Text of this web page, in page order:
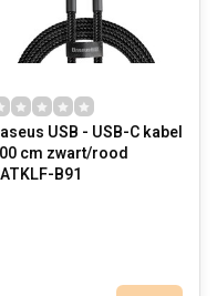
USB - USB-C kabel
cm zwart/rood
B91